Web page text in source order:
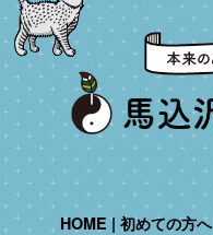
HOME 初めての方へ